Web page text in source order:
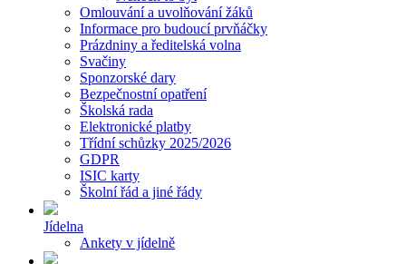
Omlouvání a uvolňování žáků
Informace pro budoucí prvňáčky
Prázdniny a ředitelská volna
Svačiny
Sponzorské dary
Bezpečnostní opatření
Školská rada
Elektronické platby
Třídní schůzky 2025/2026
GDPR
ISIC karty
Školní řád a jiné řády
Jídelna
Ankety v jídelně